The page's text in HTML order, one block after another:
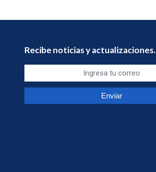
Recibe noticias y actualizaciones.